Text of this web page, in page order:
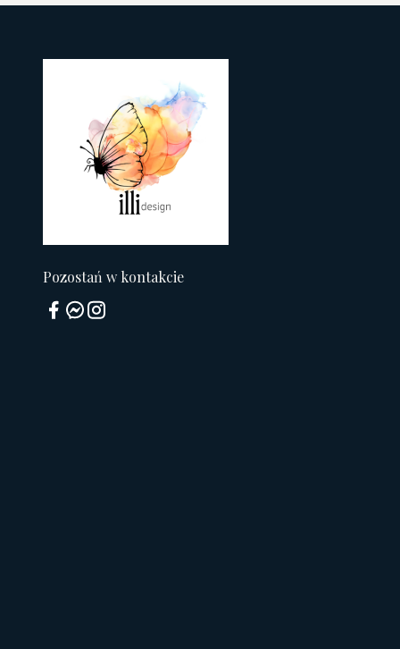
Pozostań w kontakcie